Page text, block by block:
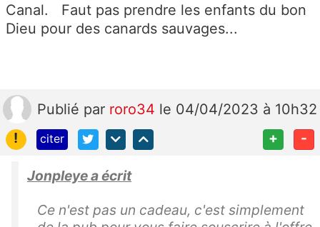
Canal. Faut pas prendre les enfants du bon
Dieu pour des canards sauvages...
Publié par roro34 le 04/04/2023 à 10h32
!
citer + -
Jonpleye a écrit
Ce n'est pas un cadeau, c'est simplement